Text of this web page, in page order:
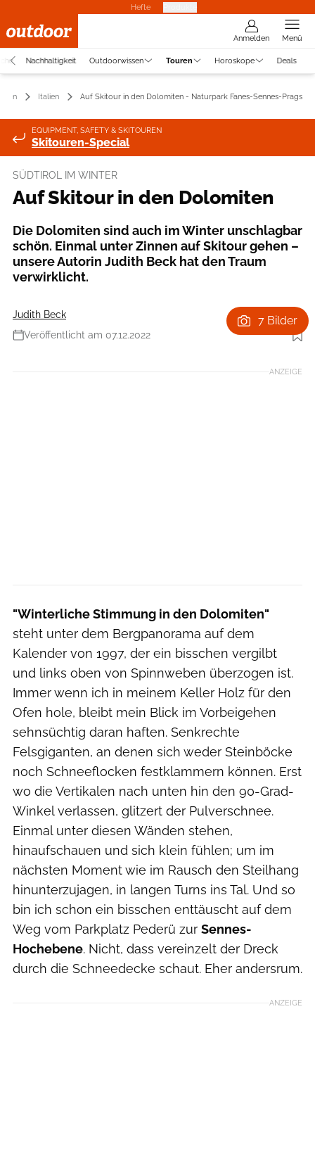
Hefte
Anmelden Menü
Nachhaltigkeit Outdoorwissen Touren Horoskope Deals
Italien Auf Skitour in den Dolomiten - Naturpark Fanes-Sennes-Prags
EQUIPMENT, SAFETY & SKITOUREN
Skitouren-Special
SÜDTIROL IM WINTER
Auf Skitour in den Dolomiten
Die Dolomiten sind auch im Winter unschlagbar
schön. Einmal unter Zinnen auf Skitour gehen –
unsere Autorin Judith Beck hat den Traum
verwirklicht.
Judith Beck
Veröffentlicht am 07.12.2022
Foto: Jesús Tena
7 Bilder
ANZEIGE
"Winterliche Stimmung in den Dolomiten"
steht unter dem Bergpanorama auf dem
Kalender von 1997, der ein bisschen vergilbt
und links oben von Spinnweben überzogen ist.
Immer wenn ich in meinem Keller Holz für den
Ofen hole, bleibt mein Blick im Vorbeigehen
sehnsüchtig daran haften. Senkrechte
Felsgiganten, an denen sich weder Steinböcke
noch Schneeflocken festklammern können. Erst
wo die Vertikalen nach unten hin den 90-Grad-
Winkel verlassen, glitzert der Pulverschnee.
Einmal unter diesen Wänden stehen,
hinaufschauen und sich klein fühlen; um im
nächsten Moment wie im Rausch den Steilhang
hinunterzujagen, in langen Turns ins Tal. Und so
bin ich schon ein bisschen enttäuscht auf dem
Weg vom Parkplatz Pederü zur Sennes-
Hochebene. Nicht, dass vereinzelt der Dreck
durch die Schneedecke schaut. Eher andersrum.
ANZEIGE